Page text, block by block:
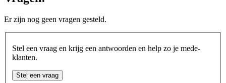
Er zijn nog geen vragen gesteld.
Stel een vraag en krijg een antwoorden en help zo je mede-
klanten.
Stel een vraag